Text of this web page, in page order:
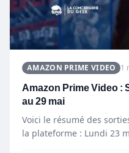
AMAZON PRIME VIDEO 1
Amazon Prime Video :
au 29 mai
Voici le résumé des
la plateforme : Lundi 23